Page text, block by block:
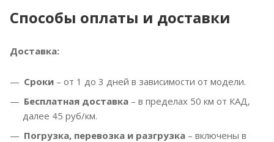
Способы оплаты и доставки
Доставка:
Сроки – от 1 до 3 дней в зависимости от модели.
Бесплатная доставка – в пределах 50 км от КАД,
далее 45 руб/км.
Погрузка, перевозка и разгрузка – включены в